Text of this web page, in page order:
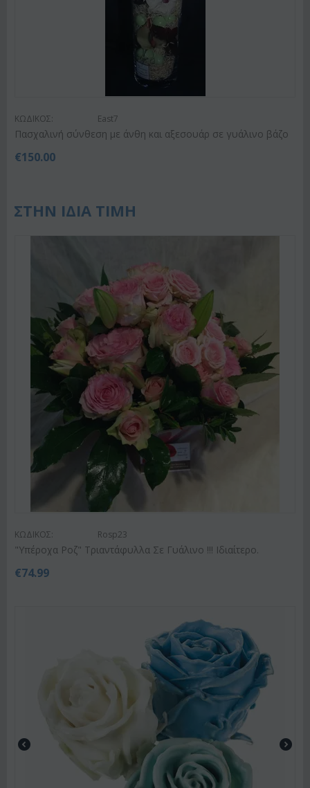
ΚΩΔΙΚΟΣ: East7
Πασχαλινή σύνθεση με άνθη και αξεσουάρ σε γυάλινο βάζο
€150.00
ΣΤΗΝ ΙΔΙΑ ΤΙΜΗ
ΚΩΔΙΚΟΣ: Rosp23
"Υπέροχα Ροζ" Τριαντάφυλλα Σε Γυάλινο !!! Ιδιαίτερο.
€74.99